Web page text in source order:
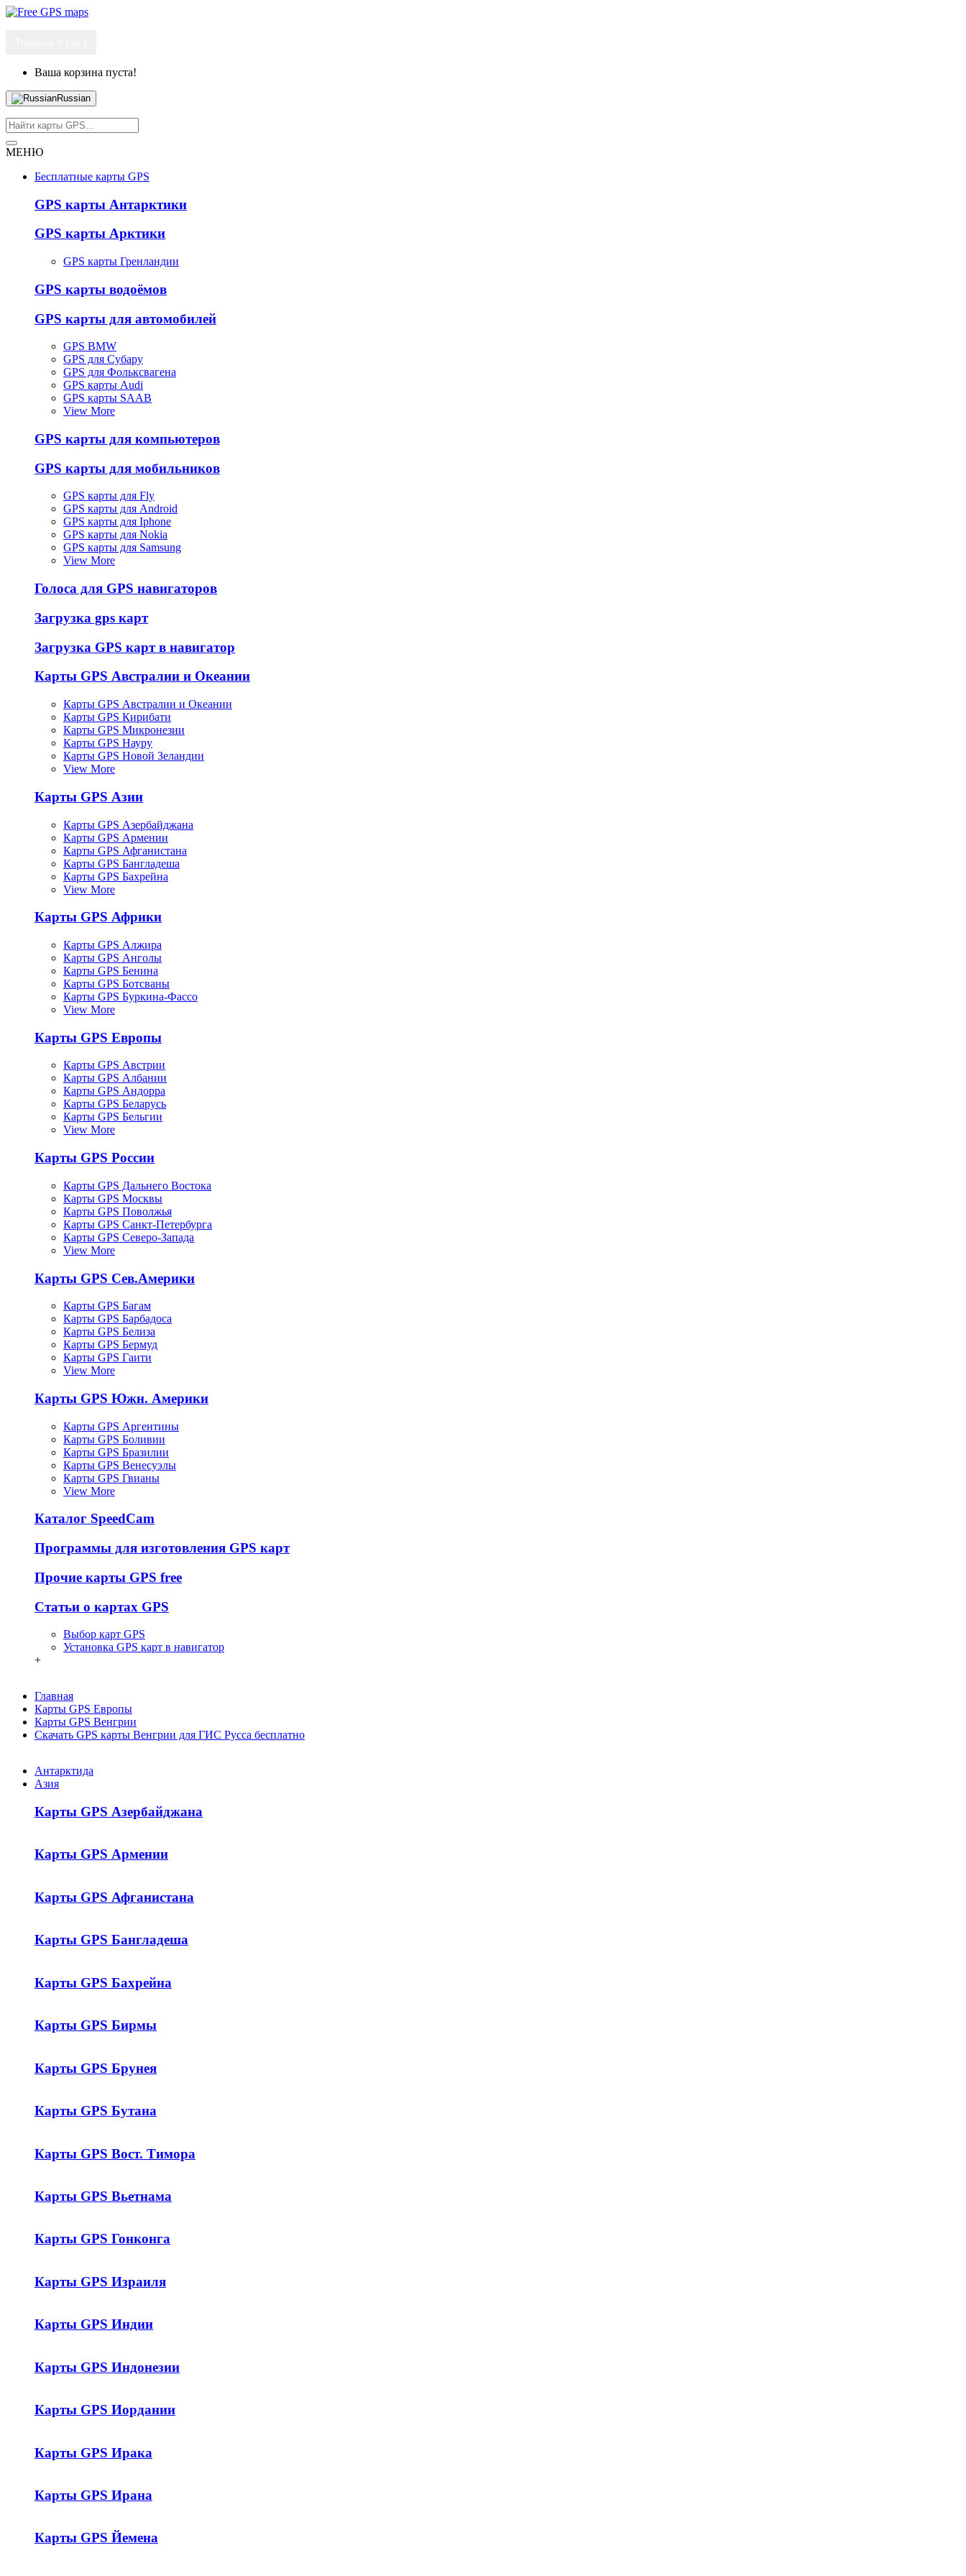
Ваша корзина пуста!
Russian
МЕНЮ
Бесплатные карты GPS
GPS карты Антарктики
GPS карты Арктики
GPS карты Гренландии
GPS карты водоёмов
GPS карты для автомобилей
GPS BMW
GPS для Субару
GPS для Фольксвагена
GPS карты Audi
GPS карты SAAB
View More
GPS карты для компьютеров
GPS карты для мобильников
GPS карты для Fly
GPS карты для Android
GPS карты для Iphone
GPS карты для Nokia
GPS карты для Samsung
View More
Голоса для GPS навигаторов
Загрузка gps карт
Загрузка GPS карт в навигатор
Карты GPS Австралии и Океании
Карты GPS Австралии и Океании
Карты GPS Кирибати
Карты GPS Микронезии
Карты GPS Науру
Карты GPS Новой Зеландии
View More
Карты GPS Азии
Карты GPS Азербайджана
Карты GPS Армении
Карты GPS Афганистана
Карты GPS Бангладеша
Карты GPS Бахрейна
View More
Карты GPS Африки
Карты GPS Алжира
Карты GPS Анголы
Карты GPS Бенина
Карты GPS Ботсваны
Карты GPS Буркина-Фассо
View More
Карты GPS Европы
Карты GPS Австрии
Карты GPS Албании
Карты GPS Андорра
Карты GPS Беларусь
Карты GPS Бельгии
View More
Карты GPS России
Карты GPS Дальнего Востока
Карты GPS Москвы
Карты GPS Поволжья
Карты GPS Санкт-Петербурга
Карты GPS Северо-Запада
View More
Карты GPS Сев.Америки
Карты GPS Багам
Карты GPS Барбадоса
Карты GPS Белиза
Карты GPS Бермуд
Карты GPS Гаити
View More
Карты GPS Южн. Америки
Карты GPS Аргентины
Карты GPS Боливии
Карты GPS Бразилии
Карты GPS Венесуэлы
Карты GPS Гвианы
View More
Каталог SpeedCam
Программы для изготовления GPS карт
Прочие карты GPS free
Статьи о картах GPS
Выбор карт GPS
Установка GPS карт в навигатор
+
Главная
Карты GPS Европы
Карты GPS Венгрии
Скачать GPS карты Венгрии для ГИС Русса бесплатно
Антарктида
Азия
Карты GPS Азербайджана
Карты GPS Армении
Карты GPS Афганистана
Карты GPS Бангладеша
Карты GPS Бахрейна
Карты GPS Бирмы
Карты GPS Брунея
Карты GPS Бутана
Карты GPS Вост. Тимора
Карты GPS Вьетнама
Карты GPS Гонконга
Карты GPS Израиля
Карты GPS Индии
Карты GPS Индонезии
Карты GPS Иордании
Карты GPS Ирака
Карты GPS Ирана
Карты GPS Йемена